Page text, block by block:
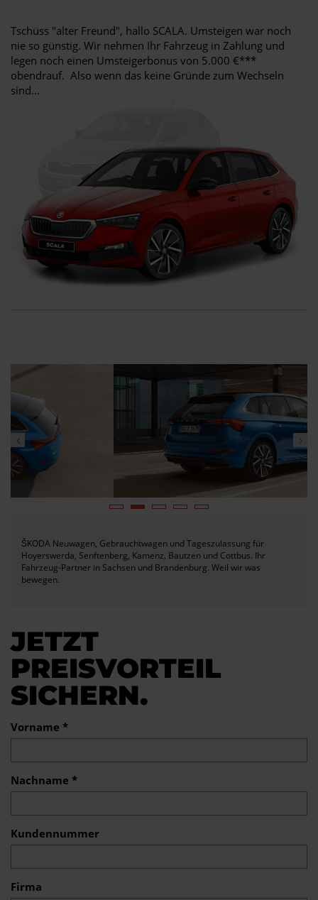
Tschüss "alter Freund", hallo SCALA. Umsteigen war noch
nie so günstig. Wir nehmen Ihr Fahrzeug in Zahlung und
legen noch einen Umsteigerbonus von 5.000 €***
obendrauf. Also wenn das keine Gründe zum Wechseln
sind...
ŠKODA Neuwagen, Gebrauchtwagen und Tageszulassung für
Hoyerswerda, Senftenberg, Kamenz, Bautzen und Cottbus. Ihr
Fahrzeug-Partner in Sachsen und Brandenburg. Weil wir was
bewegen.
JETZT
PREISVORTEIL
SICHERN.
Vorname *
Nachname *
Kundennummer
Firma